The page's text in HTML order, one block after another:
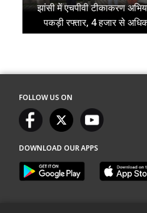
झांसी में एचपीवी टीकाकरण
पकड़ी रफ्तार, 4 हजार से
FOLLOW US ON
DOWNLOAD OUR APPS